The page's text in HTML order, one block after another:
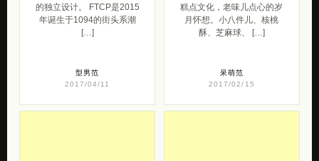
的独立设计。 FTCP是2015
年诞生于1094的街头系潮
[…]
型男范
2017/04/11
糕点文化，老味儿点心的岁
月怀想。小八件儿、核桃
酥、芝麻球、 […]
呆萌范
2017/02/15